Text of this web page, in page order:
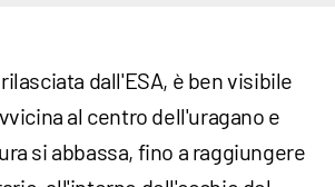
dall'ESA, è ben visibile
al centro dell'uragano e
si abbassa, fino a raggiungere